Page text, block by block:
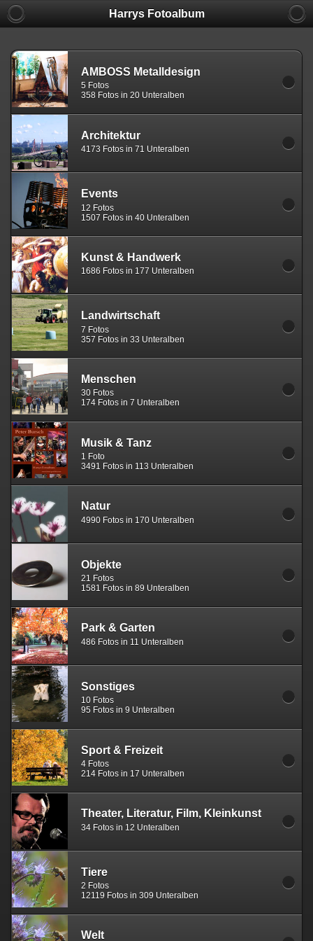
Harrys Fotoalbum
AMBOSS Metalldesign
5 Fotos
358 Fotos in 20 Unteralben
Architektur
4173 Fotos in 71 Unteralben
Events
12 Fotos
1507 Fotos in 40 Unteralben
Kunst & Handwerk
1686 Fotos in 177 Unteralben
Landwirtschaft
7 Fotos
357 Fotos in 33 Unteralben
Menschen
30 Fotos
174 Fotos in 7 Unteralben
Musik & Tanz
1 Foto
3491 Fotos in 113 Unteralben
Natur
4990 Fotos in 170 Unteralben
Objekte
21 Fotos
1581 Fotos in 89 Unteralben
Park & Garten
486 Fotos in 11 Unteralben
Sonstiges
10 Fotos
95 Fotos in 9 Unteralben
Sport & Freizeit
4 Fotos
214 Fotos in 17 Unteralben
Theater, Literatur, Film, Kleinkunst
34 Fotos in 12 Unteralben
Tiere
2 Fotos
12119 Fotos in 309 Unteralben
Welt